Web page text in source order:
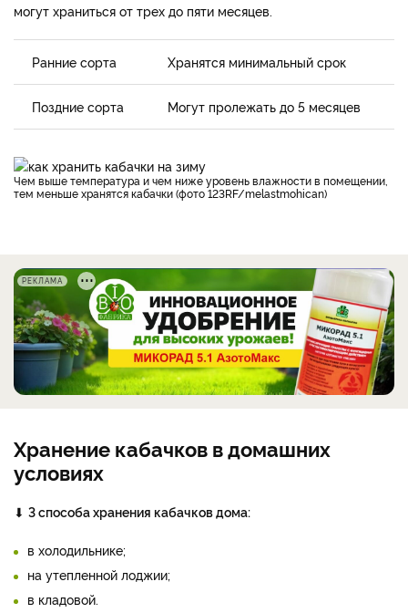
могут храниться от трех до пяти месяцев.
Ранние сорта Хранятся минимальный срок
Поздние сорта Могут пролежать до 5 месяцев
Чем выше температура и чем ниже уровень влажности в помещении,
тем меньше хранятся кабачки (фото 123RF/melastmohican)
РЕКЛАМА
Хранение кабачков в домашних
условиях
⬇ 3 способа хранения кабачков дома:
в холодильнике;
на утепленной лоджии;
в кладовой.